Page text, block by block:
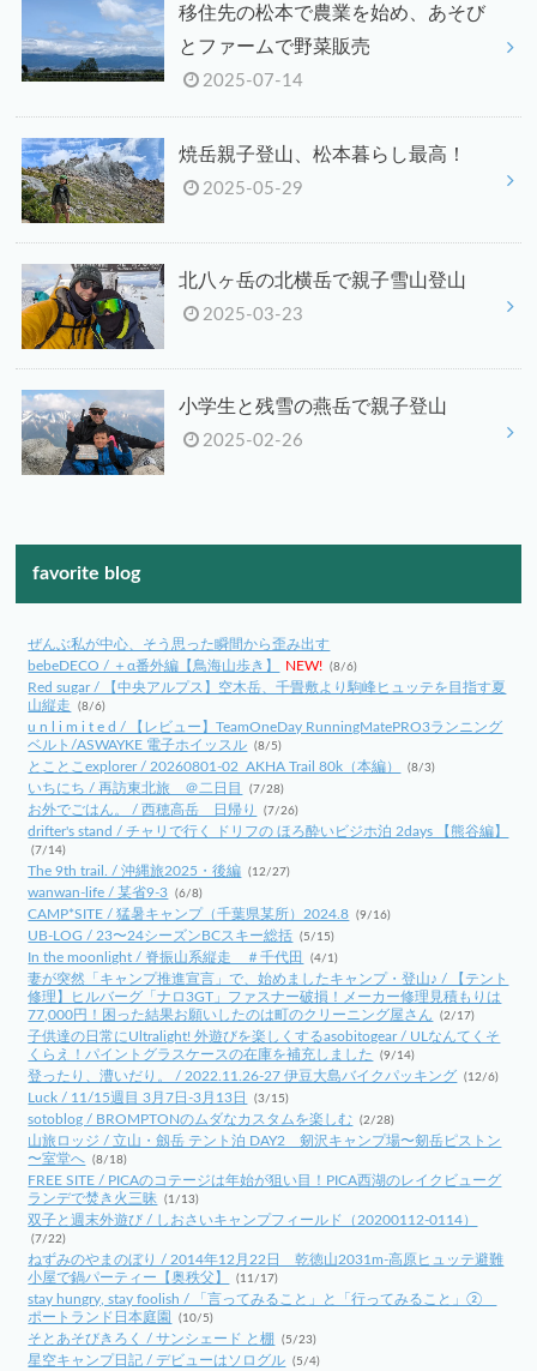
移住先の松本で農業を始め、あそび
とファームで野菜販売
2025-07-14
焼岳親子登山、松本暮らし最高！
2025-05-29
北八ヶ岳の北横岳で親子雪山登山
2025-03-23
小学生と残雪の燕岳で親子登山
2025-02-26
favorite blog
ぜんぶ私が中心、そう思った瞬間から歪み出す
bebeDECO / ＋α番外編【鳥海山歩き】
NEW! (8/6)
Red sugar / 【中央アルプス】空木岳、千畳敷より駒峰ヒュッテを目指す夏
山縦走
(8/6)
u n l i m i t e d / 【レビュー】TeamOneDay RunningMatePRO3ランニング
ベルト/ASWAYKE 電子ホイッスル (8/5)
とことこexplorer / 20260801-02_AKHA Trail 80k（本編） (8/3)
いちにち / 再訪東北旅 ＠二日目 (7/28)
お外でごはん。 / 西穂高岳 日帰り (7/26)
drifter's stand / チャリで行く ドリフの ほろ酔いビジホ泊 2days 【熊谷編】
(7/14)
The 9th trail. / 沖縄旅2025・後編 (12/27)
wanwan-life / 某省9-3 (6/8)
CAMP*SITE / 猛暑キャンプ（千葉県某所）2024.8 (9/16)
UB-LOG / 23〜24シーズンBCスキー総括 (5/15)
In the moonlight / 脊振山系縦走 ＃千代田 (4/1)
妻が突然「キャンプ推進宣言」で、始めましたキャンプ・登山♪ / 【テント
修理】ヒルバーグ「ナロ3GT」ファスナー破損！メーカー修理見積もりは
77,000円！困った結果お願いしたのは町のクリーニング屋さん
(2/17)
子供達の日常にUltralight! 外遊びを楽しくするasobitogear / ULなんてくそ
くらえ！パイントグラスケースの在庫を補充しました
(9/14)
登ったり、漕いだり。 / 2022.11.26-27 伊豆大島バイクパッキング (12/6)
Luck / 11/15週目 3月7日-3月13日 (3/15)
sotoblog / BROMPTONのムダなカスタムを楽しむ (2/28)
山旅ロッジ / 立山・劔岳 テント泊 DAY2 剱沢キャンプ場〜剱岳ピストン
〜室堂へ (8/18)
FREE SITE / PICAのコテージは年始が狙い目！PICA西湖のレイクビューグ
ランデで焚き火三昧
(1/13)
双子と週末外遊び / しおさいキャンプフィールド（20200112-0114）
(7/22)
ねずみのやまのぼり / 2014年12月22日 乾徳山2031m-高原ヒュッテ避難
小屋で鍋パーティー【奥秩父】
(11/17)
stay hungry, stay foolish / 「言ってみること」と「行ってみること」②
ポートランド日本庭園
(10/5)
そとあそびきろく / サンシェード と棚 (5/23)
星空キャンプ日記 / デビューはソログル (5/4)